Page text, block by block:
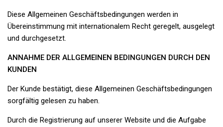
Diese Allgemeinen Geschäftsbedingungen werden in
Übereinstimmung mit internationalem Recht geregelt, ausgelegt
und durchgesetzt.
ANNAHME DER ALLGEMEINEN BEDINGUNGEN DURCH DEN
KUNDEN
Der Kunde bestätigt, diese Allgemeinen Geschäftsbedingungen
sorgfältig gelesen zu haben.
Durch die Registrierung auf unserer Website und die Aufgabe